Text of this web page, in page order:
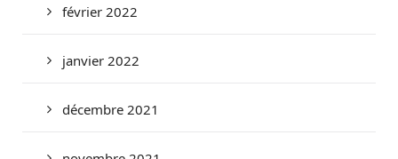
février 2022
janvier 2022
décembre 2021